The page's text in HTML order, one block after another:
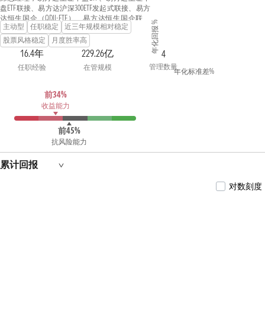
盘ETF联接、易方达沪深300ETF发起式联接、易方
达恒生国企（QDII-ETF）、易方达恒生国企联接
（QDII）、易方达标普消费品指数增强（QDII）、
易方达香港恒生综合小型股指数（QDII-LOF）、
易方达标普医疗保健指数（QDII-LOF）、易方达
标普500指数（QDII-LOF）、易方达标普生物科技
指数（QDII-LOF）、易方达标普信息科技指数
主动型 任职稳定
近三年规模相对稳定
股票风格稳定
月度胜率高
16.4年
任职经验
229.26亿
在管规模
4
管理数量
前34%
收益能力
前45%
抗风险能力
年化回报 %
年化标准差%
累计回报
对数刻度